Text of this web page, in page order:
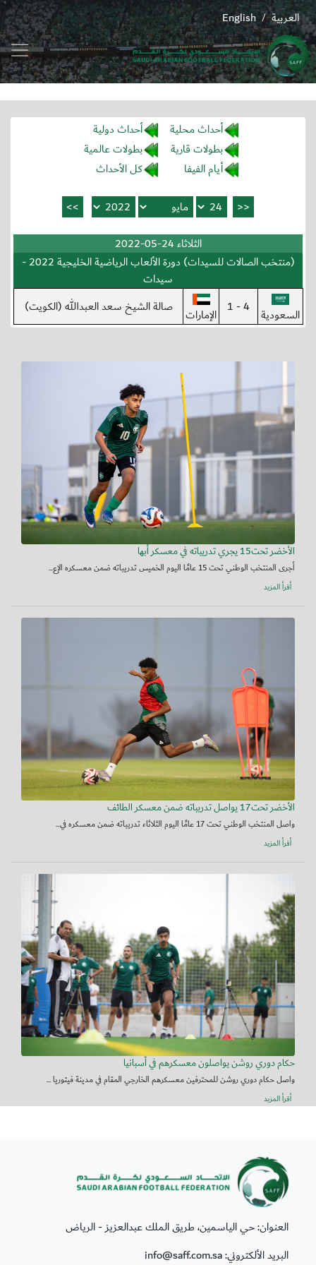
English / العربية
أحداث محلية
أحداث دولية
بطولات قارية
بطولات عالمية
أيام الفيفا
كل الأحداث
الثلاثاء 24-05-2022
(منتخب الصالات للسيدات) دورة الألعاب الرياضية الخليجية 2022 -
سيدات
السعودية
4 - 1 الإمارات صالة الشيخ سعد العبدالله (الكويت)
الأخضر تحت15 يجري تدريباته في معسكر أبها
أجرى المنتخب الوطني تحت 15 عامًا اليوم الخميس تدريباته ضمن معسكره الإع...
أقرأ المزيد
الأخضر تحت17 يواصل تدريباته ضمن معسكر الطائف
واصل المنتخب الوطني تحت 17 عامًا اليوم الثلاثاء تدريباته ضمن معسكره في...
أقرأ المزيد
حكام دوري روشن يواصلون معسكرهم في أسبانيا
واصل حكام دوري روشن للمحترفين معسكرهم الخارجي المقام في مدينة فيتوريا ...
أقرأ المزيد
العنوان: حي الياسمين، طريق الملك عبدالعزيز - الرياض
البريد الألكتروني: info@saff.com.sa